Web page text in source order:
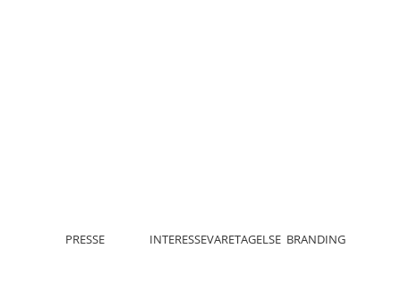
PRESSE INTERESSEVARETAGELSE BRANDING